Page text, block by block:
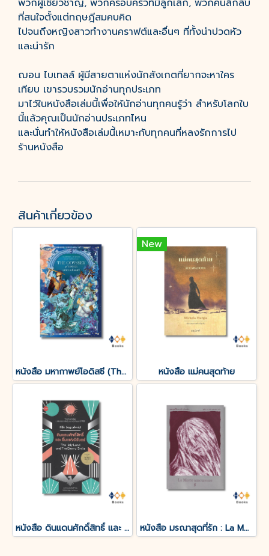
พวกผู้เชี่ยวชาญ, พวกครอบครัวที่มีลูกเล็ก, พวกคนลึกลับ
ที่สนใจตั้งแต่ทฤษฎีสมคบคิด
ไปจนถึงหญิงสาวทำงานคราฟต์และอื่นๆ ที่ทั้งน่าปวดหัว
และน่ารัก
ฌอน ไบเทลล์ ผู้มีสายตาแห่งนักสังเกตที่ยากจะหาใคร
เทียบ เขารวบรวมนักอ่านทุกประเภท
มาไว้ในหนังสือเล่มนี้เพื่อให้นักอ่านทุกคนรู้ว่า สำหรับโลกใบ
นี้แล้วคุณเป็นนักอ่านประเภทไหน
และนั่นทำให้หนังสือเล่มนี้เหมาะกับทุกคนที่หลงรักการไป
ร้านหนังสือ
สินค้าเกี่ยวข้อง
หนังสือ มหากาพย์โอดิสซี (The Odyssey of Homer)
New
หนังสือ แม่คนสุดท้าย
หนังสือ ดินแดนศักดิ์สิทธิ์ และ ยิ้มแห่งนิรันดร์ หนังสือ มรณาสุดที่รัก : La Morte amoureuse